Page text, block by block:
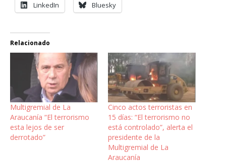
LinkedIn Bluesky
Relacionado
Multigremial de La
Araucanía “El terrorismo
esta lejos de ser
derrotado”
Cinco actos terroristas en
15 días: “El terrorismo no
está controlado”, alerta el
presidente de la
Multigremial de La
Araucanía